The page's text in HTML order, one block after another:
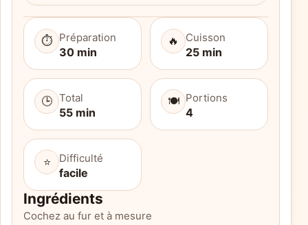
⏱️ Préparation
30 min
🔥 Cuisson
25 min
🕒 Total
55 min
🍽️ Portions
4
⭐ Difficulté
facile
Ingrédients
Cochez au fur et à mesure